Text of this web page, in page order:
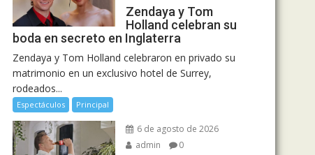
Zendaya y Tom
Holland celebran su
boda en secreto en Inglaterra
Zendaya y Tom Holland celebraron en privado su
matrimonio en un exclusivo hotel de Surrey,
rodeados...
Espectáculos Principal
6 de agosto de 2026
admin
0